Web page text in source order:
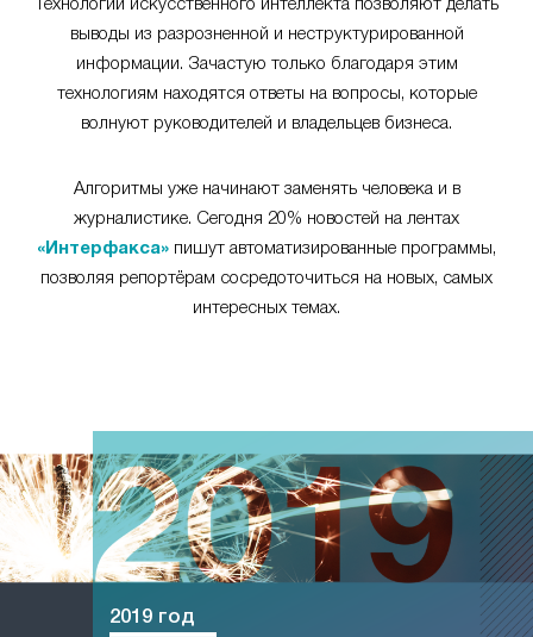
Технологии искусственного интеллекта позволяют делать
выводы из разрозненной и неструктурированной
информации. Зачастую только благодаря этим
технологиям находятся ответы на вопросы, которые
волнуют руководителей и владельцев бизнеса.
Алгоритмы уже начинают заменять человека и в
журналистике. Сегодня 20% новостей на лентах
«Интерфакса» пишут автоматизированные программы,
позволяя репортёрам сосредоточиться на новых, самых
интересных темах.
2019 год